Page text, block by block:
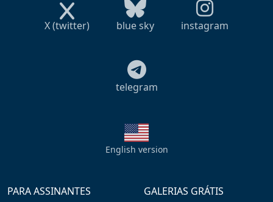
X (twitter) blue sky instagram
telegram
English version
PARA ASSINANTES
GALERIAS GRÁTIS